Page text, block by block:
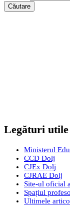
Legături utile
Ministerul
CCD Dolj
CJEx Dolj
CJRAE Dolj
Site-ul oficial
Spațiul
Ultimele